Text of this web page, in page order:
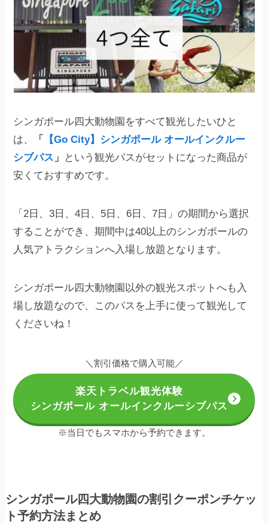
シンガポール四大動物園をすべて観光したいひと
は、
「
【Go City】シンガポール オールインクルー
シブパス 」
という観光パスがセットになった商品が
安くておすすめです。
「2日、3日、4日、5日、6日、7日」の期間から選択
することができ、期間中は40以上のシンガポールの
人気アトラクションへ入場し放題となります。
シンガポール四大動物園以外の観光スポットへも入
場し放題なので、このパスを上手に使って観光して
くださいね！
＼割引価格で購入可能／
楽天トラベル観光体験
シンガポール オールインクルーシブパス
※当日でもスマホから予約できます。
シンガポール四大動物園の割引クーポンチケッ
ト予約方法まとめ